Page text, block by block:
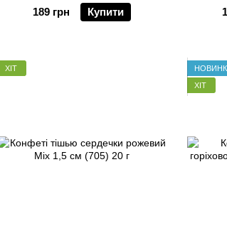
189 грн
Купити
ХІТ
ХІТ